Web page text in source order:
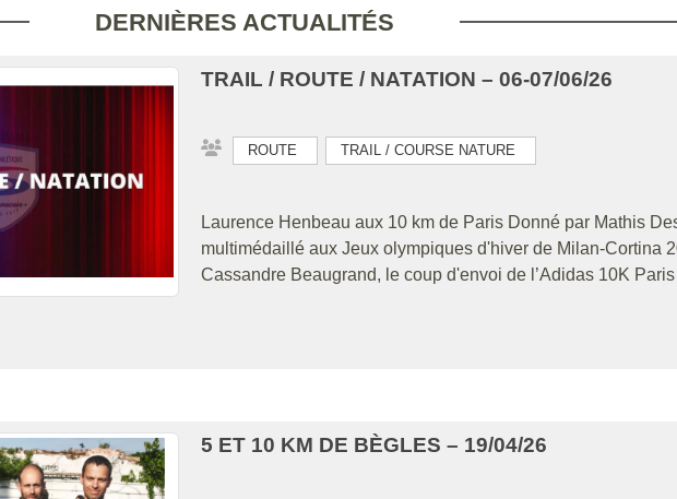
DERNIÈRES ACTUALITÉS
TRAIL / ROUTE / NATATION – 06-07/06/26
ROUTE TRAIL / COURSE NATURE
Laurence Henbeau aux 10 km de Paris Donné par Mathis
multimédaillé aux Jeux olympiques d'hiver de Milan-Cortina
Cassandre Beaugrand, le coup d'envoi de l’Adidas 10K
5 ET 10 KM DE BÈGLES – 19/04/26